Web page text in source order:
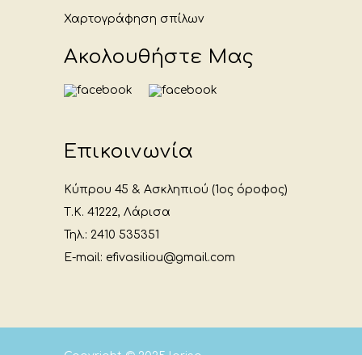
Χαρτογράφηση σπίλων
Ακολουθήστε Μας
Επικοινωνία
Κύπρου 45 & Ασκληπιού (1ος όροφος)
Τ.Κ. 41222, Λάρισα
Τηλ.: 2410 535351
E-mail: efivasiliou@gmail.com